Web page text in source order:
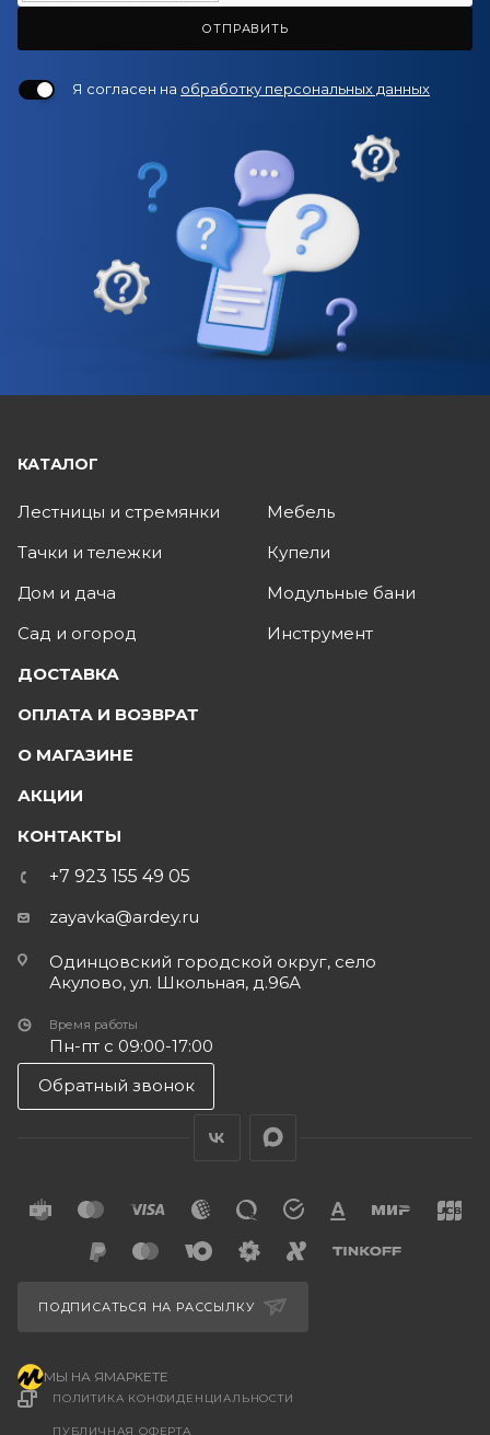
ОТПРАВИТЬ
Я согласен на обработку персональных данных
КАТАЛОГ
Лестницы и стремянки
Тачки и тележки
Дом и дача
Сад и огород
Мебель
Купели
Модульные бани
Инструмент
ДОСТАВКА
ОПЛАТА И ВОЗВРАТ
О МАГАЗИНЕ
АКЦИИ
КОНТАКТЫ
+7 923 155 49 05
zayavka@ardey.ru
Одинцовский городской округ, село
Акулово, ул. Школьная, д.96А
Время работы
Пн-пт с 09:00-17:00
Обратный звонок
ПОЛИТИКА КОНФИДЕНЦИАЛЬНОСТИ
ПУБЛИЧНАЯ ОФЕРТА
ПОДПИСАТЬСЯ НА РАССЫЛКУ
МЫ НА ЯМАРКЕТЕ